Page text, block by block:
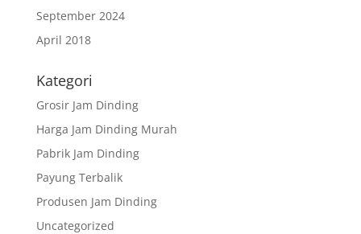
September 2024
April 2018
Kategori
Grosir Jam Dinding
Harga Jam Dinding Murah
Pabrik Jam Dinding
Payung Terbalik
Produsen Jam Dinding
Uncategorized